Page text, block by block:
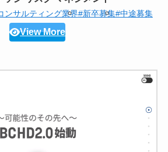
ンサルティング業界#新卒募集#中途募集
View More